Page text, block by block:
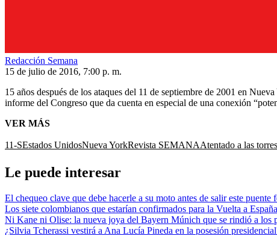
Redacción Semana
15 de julio de 2016, 7:00 p. m.
15 años después de los ataques del 11 de septiembre de 2001 en
informe del Congreso que da cuenta en especial de una conexión
VER MÁS
11-SEstados UnidosNueva YorkRevista SEMANAAtentado a las
Le puede interesar
El chequeo clave que debe hacerle a su moto antes de salir este puente
Los siete colombianos que estarían confirmados para la Vuelta a
Ni Kane ni Olise: la nueva joya del Bayern Múnich que se rindió a los
¿Silvia Tcherassi vestirá a Ana Lucía Pineda en la posesión